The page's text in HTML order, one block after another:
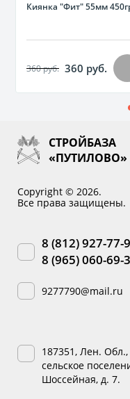
Киянка "Фит" 55мм
360 руб. 360 руб.
СТРОЙБАЗА
«ПУТИЛОВО»
Copyright © 2026.
Все права защищены.
8 (812) 927-77-
8 (965) 060-69-
9277790@mail.ru
187351, Лен.
сельское
Шоссейная, д. 7.